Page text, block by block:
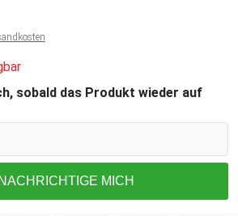
sobald das Produkt wieder auf
MICH